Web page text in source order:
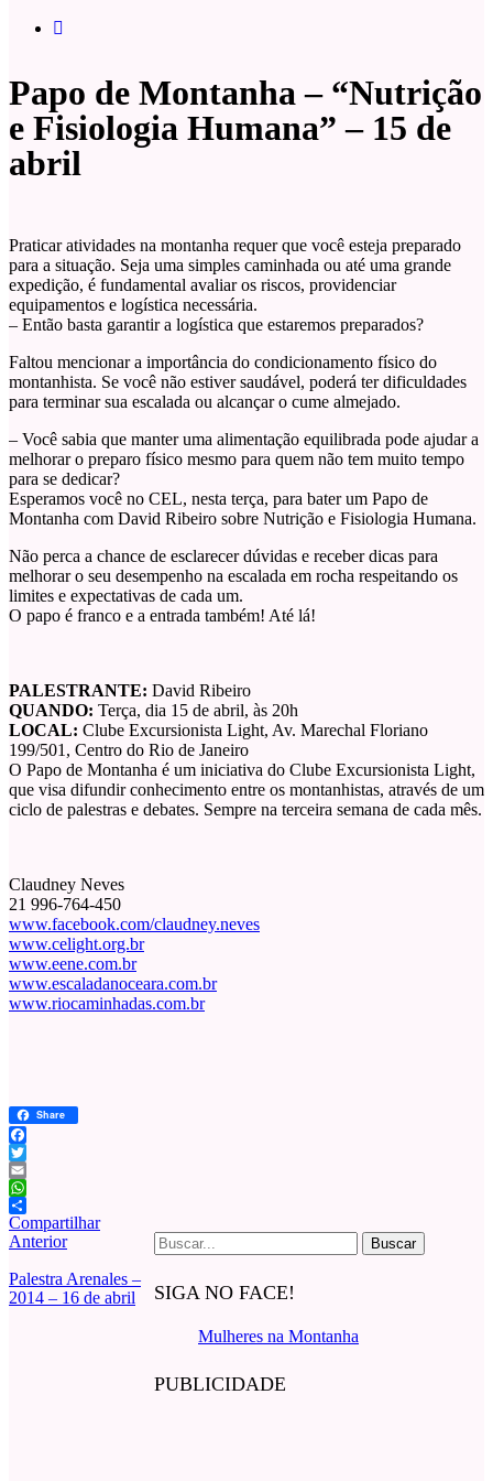
Papo de Montanha – “Nutrição
e Fisiologia Humana” – 15 de
abril
Praticar atividades na montanha requer que você esteja preparado
para a situação. Seja uma simples caminhada ou até uma grande
expedição, é fundamental avaliar os riscos, providenciar
equipamentos e logística necessária.
– Então basta garantir a logística que estaremos preparados?
Faltou mencionar a importância do condicionamento físico do
montanhista. Se você não estiver saudável, poderá ter dificuldades
para terminar sua escalada ou alcançar o cume almejado.
– Você sabia que manter uma alimentação equilibrada pode ajudar a
melhorar o preparo físico mesmo para quem não tem muito tempo
para se dedicar?
Esperamos você no CEL, nesta terça, para bater um Papo de
Montanha com David Ribeiro sobre Nutrição e Fisiologia Humana.
Não perca a chance de esclarecer dúvidas e receber dicas para
melhorar o seu desempenho na escalada em rocha respeitando os
limites e expectativas de cada um.
O papo é franco e a entrada também! Até lá!
PALESTRANTE: David Ribeiro
QUANDO: Terça, dia 15 de abril, às 20h
LOCAL: Clube Excursionista Light, Av. Marechal Floriano
199/501, Centro do Rio de Janeiro
O Papo de Montanha é um iniciativa do Clube Excursionista Light,
que visa difundir conhecimento entre os montanhistas, através de um
ciclo de palestras e debates. Sempre na terceira semana de cada mês.
Claudney Neves
21 996-764-450
www.facebook.com/claudney.neves
www.celight.org.br
www.eene.com.br
www.escaladanoceara.com.br
www.riocaminhadas.com.br
Share
Facebook
Twitter
Email
WhatsApp
Compartilhar
Buscar
por:
SIGA NO FACE!
Mulheres na Montanha
PUBLICIDADE
Anterior
Palestra Arenales –
2014 – 16 de abril